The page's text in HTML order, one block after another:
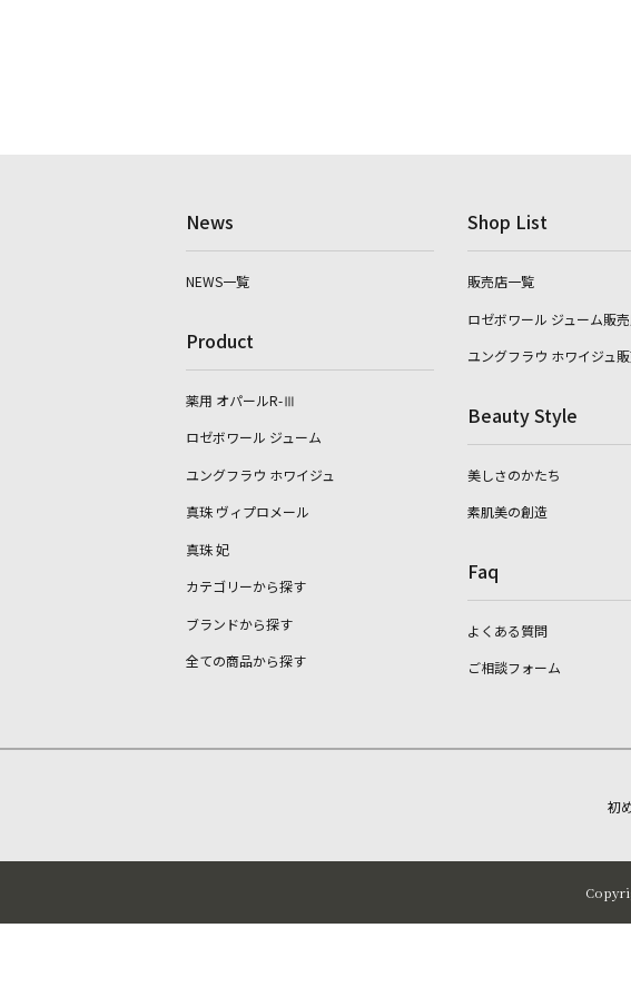
News
NEWS一覧
Product
薬用 オパールR-Ⅲ
ロゼボワール ジューム
ユングフラウ ホワイジュ
真珠 ヴィプロメール
真珠 妃
カテゴリーから探す
ブランドから探す
全ての商品から探す
Shop List
販売店一覧
ロゼボワール ジューム販
ユングフラウ ホワイジュ
Beauty Style
美しさのかたち
素肌美の創造
Faq
よくある質問
ご相談フォーム
初